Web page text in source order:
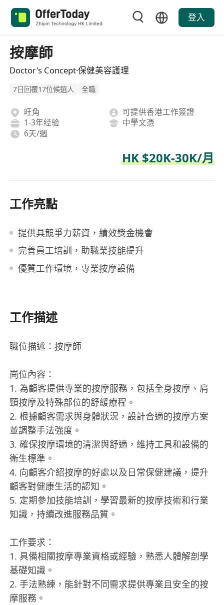
登入
按摩師
Doctor's Concept·保健美容護理
7日回覆17位候選人 全職
旺角
可提供香港工作簽證
1-3年经验
中學文憑
6天/週
HK $20K-30K/月
工作亮點
提供具競爭力薪資，績效獎金機會
完善員工培訓，助職業技能提升
優質工作環境，專業按摩設備
工作描述
職位描述：按摩師
崗位內容：
1. 為顧客提供專業的按摩服務，包括全身按摩、肩
頸按摩及特殊部位的舒緩療程。
2. 根據顧客需求與身體狀況，設計合適的按摩方案
並調整手法強度。
3. 確保按摩環境的清潔與舒適，維持工具和設備的
衛生標準。
4. 向顧客介紹按摩的好處以及日常保健建議，提升
顧客對健康生活的認知。
5. 定期參加技能培訓，學習最新的按摩技術和行業
知識，持續改進服務品質。
工作要求：
1. 具備相關按摩專業資格或經驗，熟悉人體解剖學
基礎知識。
2. 手法熟練，能針對不同需求提供專業且安全的按
摩服務。